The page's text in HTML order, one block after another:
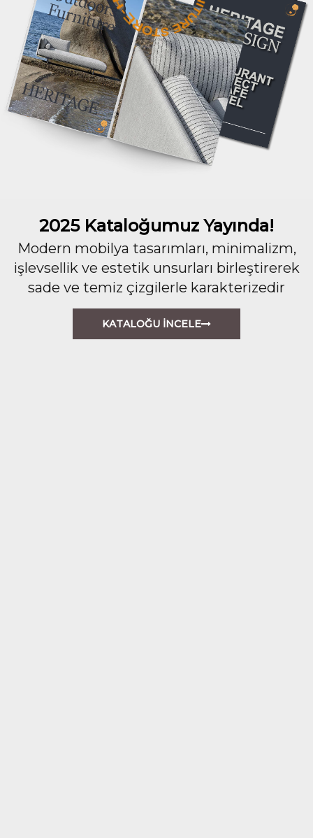
2025 Kataloğumuz Yayında!
Modern mobilya tasarımları, minimalizm,
işlevsellik ve estetik unsurları birleştirerek
sade ve temiz çizgilerle karakterizedir
KATALOĞU İNCELE